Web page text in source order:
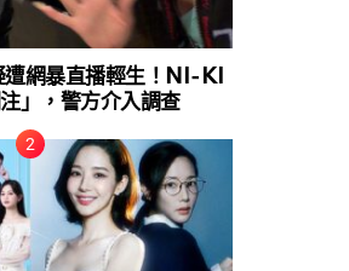
網暴直播輕生！NI-KI
」，警方介入調查